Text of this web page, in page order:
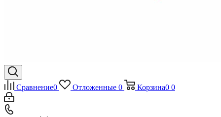
Сравнение0 Отложенные 0 Корзина0 0